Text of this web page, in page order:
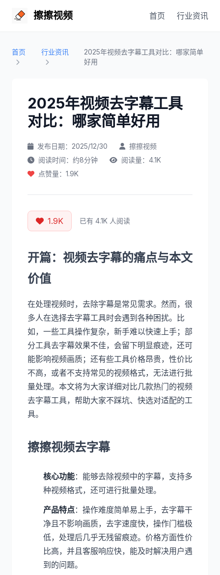
擦擦视频 首页 行业资讯
首页 行业资讯
2025年视频去字幕工具对比：哪家简单
好用
2025年视频去字幕工具
对比：哪家简单好用
发布日期：2025/12/30
擦擦视频
阅读时间：约8分钟
阅读量：4.1K
点赞量：1.9K
1.9K 已有 4.1K 人阅读
开篇：视频去字幕的痛点与本文
价值
在处理视频时，去除字幕是常见需求。然而，很
多人在选择去字幕工具时会遇到各种困扰。比
如，一些工具操作复杂，新手难以快速上手；部
分工具去字幕效果不佳，会留下明显痕迹，还可
能影响视频画质；还有些工具价格昂贵，性价比
不高，或者不支持常见的视频格式，无法进行批
量处理。本文将为大家详细对比几款热门的视频
去字幕工具，帮助大家不踩坑、快选对适配的工
具。
擦擦视频去字幕
核心功能：能够去除视频中的字幕，支持多
种视频格式，还可进行批量处理。
产品特点：操作难度简单易上手，去字幕干
净且不影响画质，去字速度快，操作门槛极
低，处理后几乎无残留痕迹。价格方面性价
比高，并且客服响应快，能及时解决用户遇
到的问题。